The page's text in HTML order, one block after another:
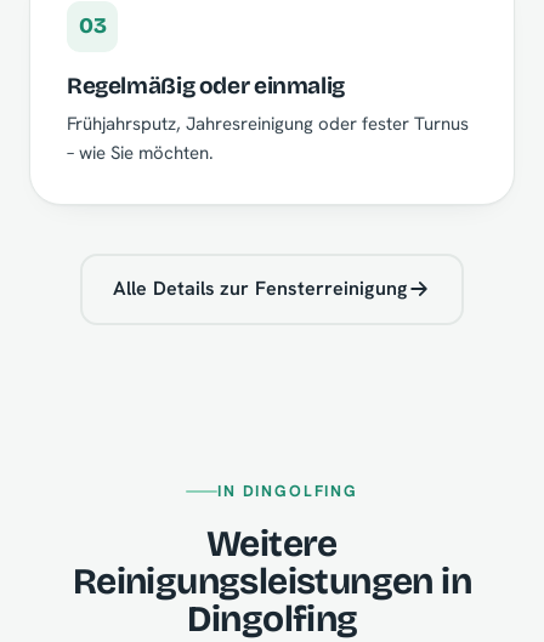
03
Regelmäßig oder einmalig
Frühjahrsputz, Jahresreinigung oder fester Turnus
– wie Sie möchten.
Alle Details zur Fensterreinigung
IN DINGOLFING
Weitere
Reinigungsleistungen in
Dingolfing